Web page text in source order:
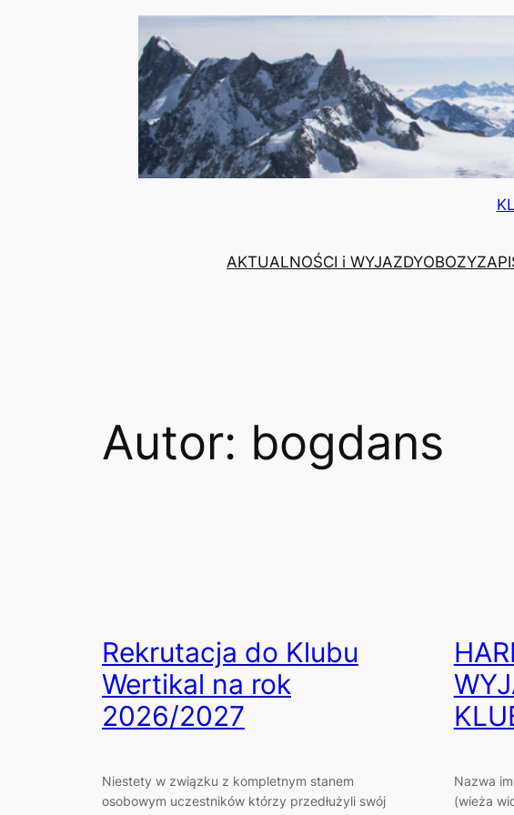
AKTUALNOŚCI i WYJAZDYOBOZY
Autor: bogdans
Rekrutacja do Klubu
Wertikal na rok
2026/2027
Niestety w związku z kompletnym stanem
osobowym uczestników którzy przedłużyli swój
Nazwa
(wieża